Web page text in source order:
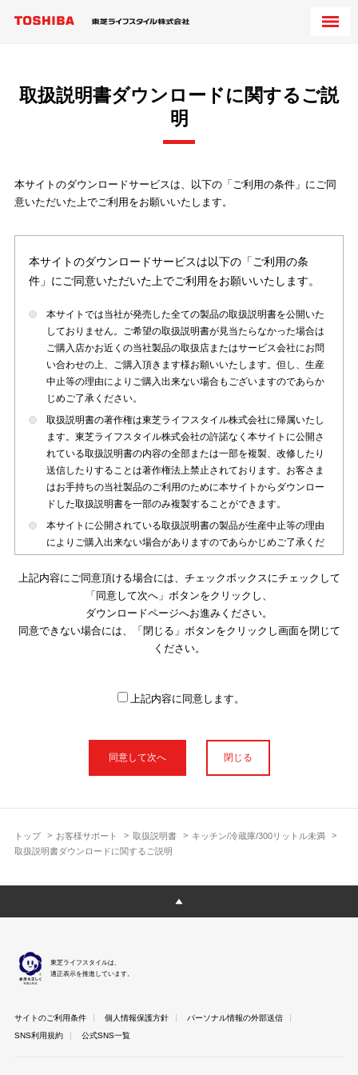
トップ お客様サポート 取扱説明書
キッチン/冷蔵庫/300リットル未満
取扱説明書ダウンロードに関するご説明
取扱説明書ダウンロードに関するご説
明
本サイトのダウンロードサービスは、以下の「ご利用の条件」にご同
意いただいた上でご利用をお願いいたします。
本サイトのダウンロードサービスは以下の「ご利用の条
件」にご同意いただいた上でご利用をお願いいたします。
本サイトでは当社が発売した全ての製品の取扱説明書を公開いた
しておりません。ご希望の取扱説明書が見当たらなかった場合は
ご購入店かお近くの当社製品の取扱店またはサービス会社にお問
い合わせの上、ご購入頂きます様お願いいたします。但し、生産
中止等の理由によりご購入出来ない場合もございますのであらか
じめご了承ください。
取扱説明書の著作権は東芝ライフスタイル株式会社に帰属いたし
ます。東芝ライフスタイル株式会社の許諾なく本サイトに公開さ
れている取扱説明書の内容の全部または一部を複製、改修したり
送信したりすることは著作権法上禁止されております。お客さま
はお手持ちの当社製品のご利用のために本サイトからダウンロー
ドした取扱説明書を一部のみ複製することができます。
本サイトに公開されている取扱説明書の製品が生産中止等の理由
によりご購入出来ない場合がありますのであらかじめご了承くだ
本サイトに公開されている取扱説明書は、製品が発売された時点
のものを掲載しております。従いまして本サイトに掲載されてい
る取扱説明書の記載内容とお客さまがお持ちの製品の仕様がその
後のマイナーチェンジ等で変更になる場合がございます。本サイ
トに公開されている取扱説明書の内容とお手持ちの製品の仕様に
使用上のご注意や安全上のご注意、また測定基準や数値等は取扱
説明書が作成された時点での基準に応じた内容となっております
明書以外の印刷物が同梱されている場合がありますが、本サイト
ではそれらを全て公開しておりませんのであらかじめご了承くだ
本サイトのサービスは予告なく中止または内容を変更する場合が
ございますのであらかじめご了承ください。
さま以外からのお問い合わせにはお答えできない場合があります
のであらかじめご了承ください。
上記内容にご同意頂ける場合には、チェックボックスにチェックして
「同意して次へ」ボタンをクリックし、
ダウンロードページへお進みください。
同意できない場合には、「閉じる」ボタンをクリックし画面を閉じて
ください。
上記内容に同意します。
閉じる
東芝ライフスタイルは、
適正表示を推進しています。
サイトのご利用条件 個人情報保護方針
パーソナル情報の外部送信
SNS利用規約
公式SNS一覧